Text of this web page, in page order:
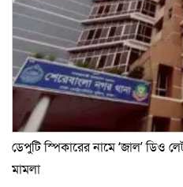
ডেপুটি স্পিকারের নামে ‘জাল’ ডিও
মামলা